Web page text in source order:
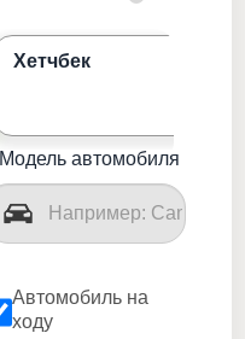
Хетчбек
Модель автомобиля
Автомобиль на
ходу